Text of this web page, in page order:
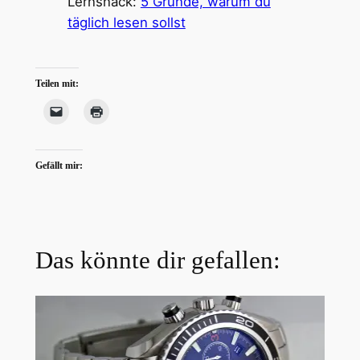
täglich lesen sollst
Teilen mit:
Gefällt mir:
Das könnte dir gefallen: